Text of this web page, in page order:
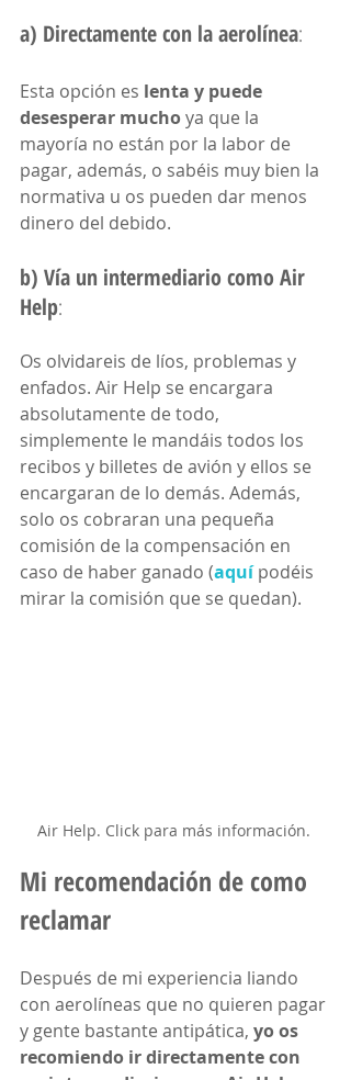
a) Directamente con la aerolínea:
Esta opción es lenta y puede
desesperar mucho ya que la
mayoría no están por la labor de
pagar, además, o sabéis muy bien la
normativa u os pueden dar menos
dinero del debido.
b) Vía un intermediario como Air
Help:
Os olvidareis de líos, problemas y
enfados. Air Help se encargara
absolutamente de todo,
simplemente le mandáis todos los
recibos y billetes de avión y ellos se
encargaran de lo demás. Además,
solo os cobraran una pequeña
comisión de la compensación en
caso de haber ganado (aquí podéis
mirar la comisión que se quedan).
Air Help. Click para más información.
Mi recomendación de como
reclamar
Después de mi experiencia liando
con aerolíneas que no quieren pagar
y gente bastante antipática, yo os
recomiendo ir directamente con